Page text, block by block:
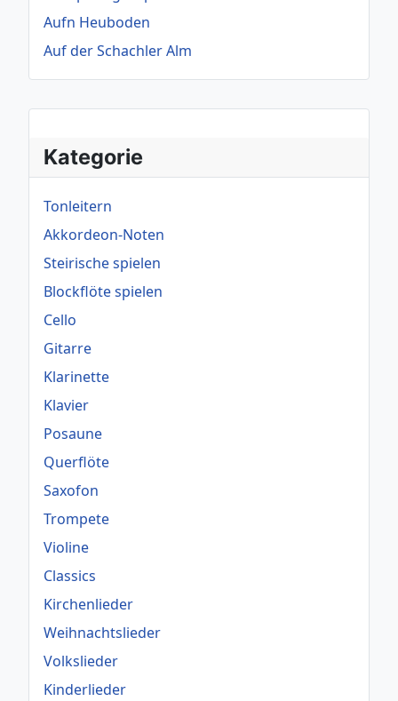
Kategorie
Tonleitern
Akkordeon-Noten
Steirische spielen
Blockflöte spielen
Cello
Gitarre
Klarinette
Klavier
Posaune
Querflöte
Saxofon
Trompete
Violine
Classics
Kirchenlieder
Weihnachtslieder
Volkslieder
Kinderlieder
Aufn Heuboden
Auf der Schachler Alm